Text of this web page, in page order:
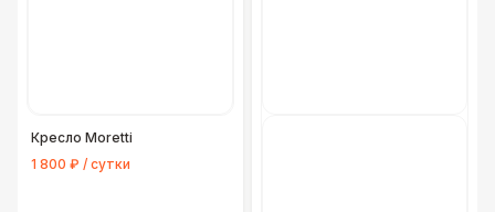
Кресло Moretti
1 800 ₽ / сутки